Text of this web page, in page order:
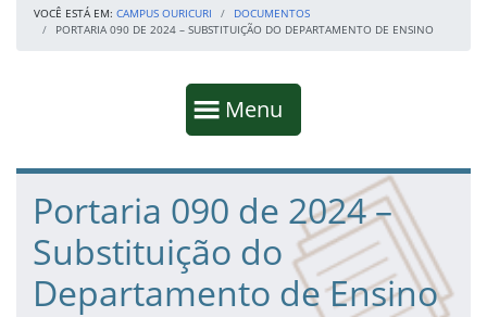
VOCÊ ESTÁ EM: CAMPUS OURICURI
DOCUMENTOS
PORTARIA 090 DE 2024 – SUBSTITUIÇÃO DO DEPARTAMENTO DE ENSINO
Mostrar
Menu
Fim da navegação
Início do conteúdo
Portaria 090 de 2024 –
Substituição do
Departamento de Ensino